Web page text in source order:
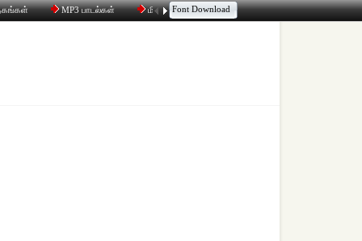
MP3 பாடல்கள் மின்னஞ்சல் திரட்டி உரையாடல்
Font Download